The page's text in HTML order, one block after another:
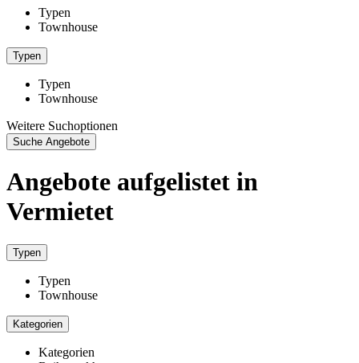
Typen
Townhouse
Typen
Typen
Townhouse
Weitere Suchoptionen
Suche Angebote
Angebote aufgelistet in
Vermietet
Typen
Typen
Townhouse
Kategorien
Kategorien